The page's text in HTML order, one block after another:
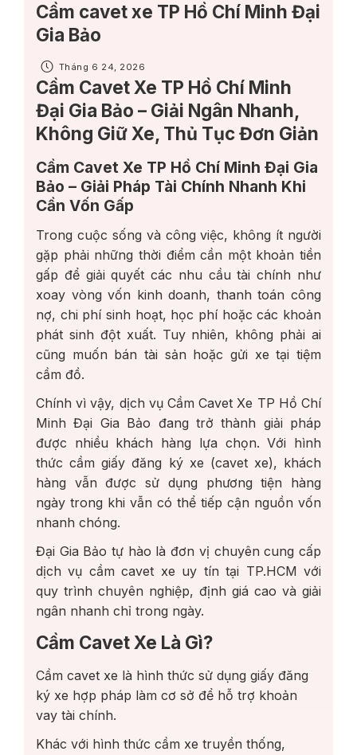
Cầm cavet xe TP Hồ Chí Minh Đại
Gia Bảo
Tháng 6 24, 2026
Cầm Cavet Xe TP Hồ Chí Minh
Đại Gia Bảo – Giải Ngân Nhanh,
Không Giữ Xe, Thủ Tục Đơn Giản
Cầm Cavet Xe TP Hồ Chí Minh Đại Gia
Bảo – Giải Pháp Tài Chính Nhanh Khi
Cần Vốn Gấp
Trong cuộc sống và công việc, không ít người
gặp phải những thời điểm cần một khoản tiền
gấp để giải quyết các nhu cầu tài chính như
xoay vòng vốn kinh doanh, thanh toán công
nợ, chi phí sinh hoạt, học phí hoặc các khoản
phát sinh đột xuất. Tuy nhiên, không phải ai
cũng muốn bán tài sản hoặc gửi xe tại tiệm
cầm đồ.
Chính vì vậy, dịch vụ Cầm Cavet Xe TP Hồ Chí
Minh Đại Gia Bảo đang trở thành giải pháp
được nhiều khách hàng lựa chọn. Với hình
thức cầm giấy đăng ký xe (cavet xe), khách
hàng vẫn được sử dụng phương tiện hàng
ngày trong khi vẫn có thể tiếp cận nguồn vốn
nhanh chóng.
Đại Gia Bảo tự hào là đơn vị chuyên cung cấp
dịch vụ cầm cavet xe uy tín tại TP.HCM với
quy trình chuyên nghiệp, định giá cao và giải
ngân nhanh chỉ trong ngày.
Cầm Cavet Xe Là Gì?
Cầm cavet xe là hình thức sử dụng giấy đăng
ký xe hợp pháp làm cơ sở để hỗ trợ khoản
vay tài chính.
Khác với hình thức cầm xe truyền thống,